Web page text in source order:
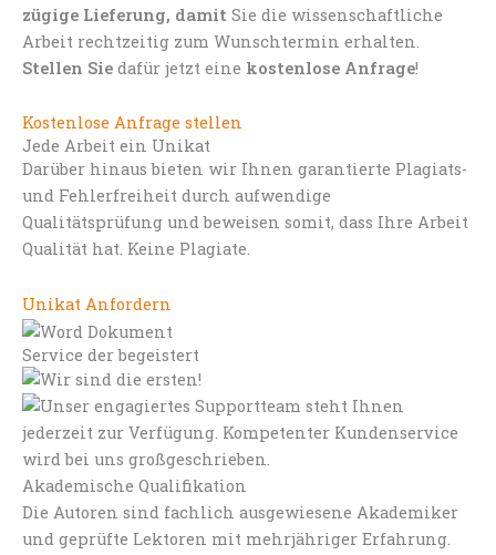
zügige Lieferung, damit Sie die wissenschaftliche
Arbeit rechtzeitig zum Wunschtermin erhalten.
Stellen Sie dafür jetzt eine kostenlose Anfrage!
Kostenlose Anfrage stellen
Jede Arbeit ein Unikat
Darüber hinaus bieten wir Ihnen garantierte Plagiats-
und Fehlerfreiheit durch aufwendige
Qualitätsprüfung und beweisen somit, dass Ihre Arbeit
Qualität hat. Keine Plagiate.
Unikat Anfordern
Service der begeistert
Akademische Qualifikation
Die Autoren sind fachlich ausgewiesene Akademiker
und geprüfte Lektoren mit mehrjähriger Erfahrung.